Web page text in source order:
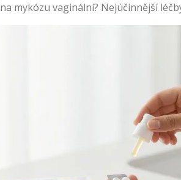
mykózu vaginální? Nejúčinnější